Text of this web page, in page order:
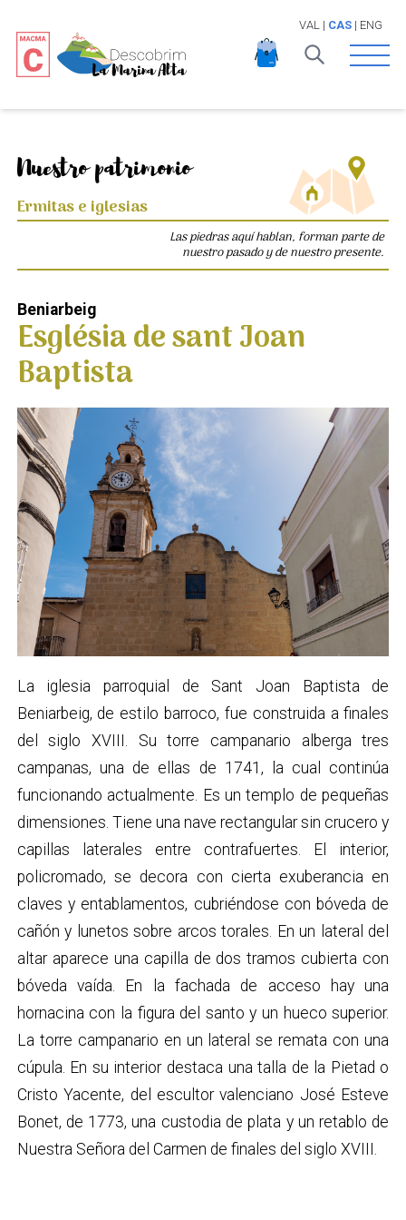
VAL | CAS| ENG
Open
Nuestro patrimonio
Ermitas e iglesias
Las piedras aquí hablan, forman parte de
nuestro pasado y de nuestro presente.
Beniarbeig
Església de sant Joan
Baptista
La iglesia parroquial de Sant Joan Baptista de
Beniarbeig, de estilo barroco, fue construida a finales
del siglo XVIII. Su torre campanario alberga tres
campanas, una de ellas de 1741, la cual continúa
funcionando actualmente. Es un templo de pequeñas
dimensiones. Tiene una nave rectangular sin crucero y
capillas laterales entre contrafuertes. El interior,
policromado, se decora con cierta exuberancia en
claves y entablamentos, cubriéndose con bóveda de
cañón y lunetos sobre arcos torales. En un lateral del
altar aparece una capilla de dos tramos cubierta con
bóveda vaída. En la fachada de acceso hay una
hornacina con la figura del santo y un hueco superior.
La torre campanario en un lateral se remata con una
cúpula. En su interior destaca una talla de la Pietad o
Cristo Yacente, del escultor valenciano José Esteve
Bonet, de 1773, una custodia de plata y un retablo de
Nuestra Señora del Carmen de finales del siglo XVIII.